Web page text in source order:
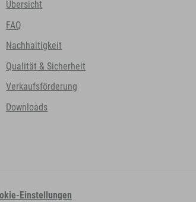
Übersicht
FAQ
Nachhaltigkeit
Qualität & Sicherheit
Verkaufsförderung
Downloads
Einstellungen